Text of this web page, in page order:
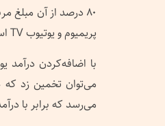
۸۰ درصد از آن مبلغ
پریمیوم و یوتیوب TV است.
با اضافه‌کردن درآمد
می‌رسد که برابر با درآمد روزانه‌ی حدود ۱۱۸ میلیون